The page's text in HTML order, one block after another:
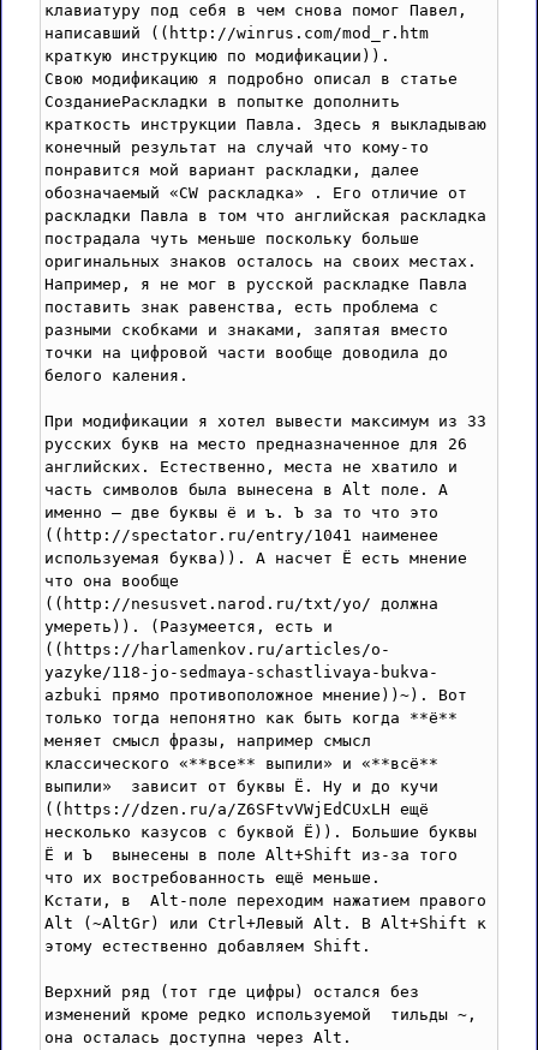
клавиатуру под себя в чем снова помог Павел,
написавший ((http://winrus.com/mod_r.htm
краткую инструкцию по модификации)).
Свою модификацию я подробно описал в статье
СозданиеРаскладки в попытке дополнить
краткость инструкции Павла. Здесь я выкладываю
конечный результат на случай что кому-то
понравится мой вариант раскладки, далее
обозначаемый «CW раскладка» . Его отличие от
раскладки Павла в том что английская раскладка
пострадала чуть меньше поскольку больше
оригинальных знаков осталось на своих местах.
Например, я не мог в русской раскладке Павла
поставить знак равенства, есть проблема с
разными скобками и знаками, запятая вместо
точки на цифровой части вообще доводила до
белого каления.
При модификации я хотел вывести максимум из 33
русских букв на место предназначенное для 26
английских. Естественно, места не хватило и
часть символов была вынесена в Alt поле. А
именно — две буквы ё и ъ. Ъ за то что это
((http://spectator.ru/entry/1041 наименее
используемая буква)). А насчет Ё есть мнение
что она вообще
((http://nesusvet.narod.ru/txt/yo/ должна
умереть)). (Разумеется, есть и
((https://harlamenkov.ru/articles/o-
yazyke/118-jo-sedmaya-schastlivaya-bukva-
azbuki прямо противоположное мнение))~). Вот
только тогда непонятно как быть когда **ё**
меняет смысл фразы, например смысл
классического «**все** выпили» и «**всё**
выпили»  зависит от буквы Ё. Ну и до кучи
((https://dzen.ru/a/Z6SFtvVWjEdCUxLH ещё
несколько казусов с буквой Ё)). Большие буквы
Ё и Ъ  вынесены в поле Alt+Shift из-за того
что их востребованность ещё меньше.
Кстати, в  Alt-поле переходим нажатием правого
Alt (~AltGr) или Ctrl+Левый Alt. В Alt+Shift к
этому естественно добавляем Shift.
Верхний ряд (тот где цифры) остался без
изменений кроме редко используемой  тильды ~,
она осталась доступна через Alt.